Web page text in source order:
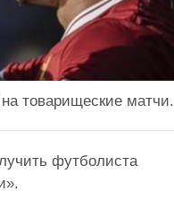
товарищеские матчи.
футболиста